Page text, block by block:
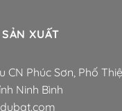
XUẤT
CN Phúc Sơn, Phố
Ninh Bình